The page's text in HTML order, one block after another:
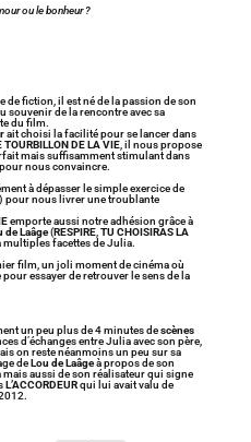
ou le bonheur ?
fiction, il est né de la passion de son
souvenir de la rencontre avec sa
du film.
ait choisi la facilité pour se lancer dans
TOURBILLON DE LA VIE, il nous propose
mais suffisamment stimulant dans
nous convaincre.
à dépasser le simple exercice de
pour nous livrer une troublante
emporte aussi notre adhésion grâce à
de Laâge(RESPIRE, TU CHOISIRAS LA
multiples facettes de Julia.
film, un joli moment de cinéma où
essayer de retrouver le sens de la
un peu plus de 4 minutes descènes
d’échanges entre Julia avec son père,
on reste néanmoins un peu sur sa
deLou de Laâgeà propos de son
aussi de son réalisateur qui signe
L’ACCORDEURqui lui avait valu de